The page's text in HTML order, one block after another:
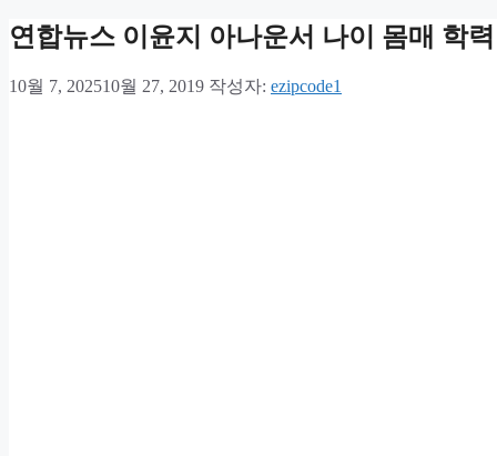
연합뉴스 이윤지 아나운서 나이 몸매 학
10월 7, 202510월 27, 2019 작성자: ezipcode1